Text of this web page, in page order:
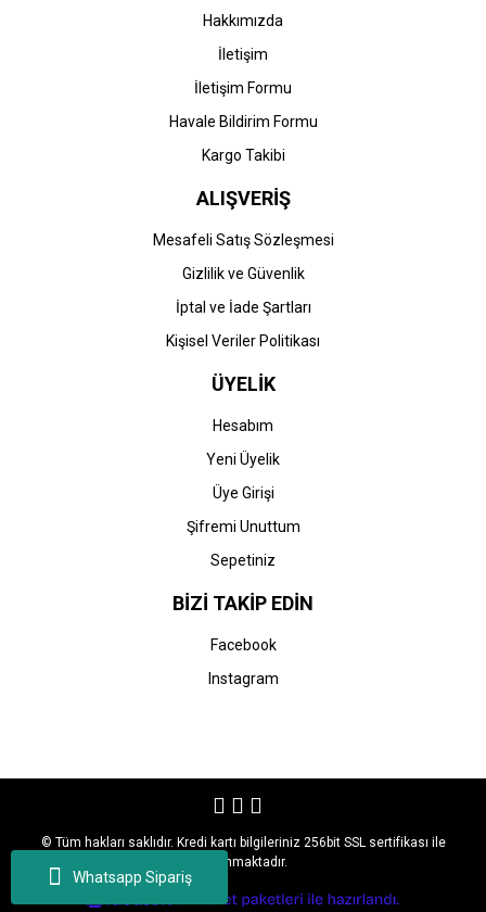
Whatsapp Sipariş
Hakkımızda
İletişim
İletişim Formu
Havale Bildirim Formu
Kargo Takibi
ALIŞVERİŞ
Mesafeli Satış Sözleşmesi
Gizlilik ve Güvenlik
İptal ve İade Şartları
Kişisel Veriler Politikası
ÜYELİK
Hesabım
Yeni Üyelik
Üye Girişi
Şifremi Unuttum
Sepetiniz
BİZİ TAKİP EDİN
Facebook
Instagram
© Tüm hakları saklıdır. Kredi kartı bilgileriniz 256bit SSL sertifikası ile
korunmaktadır.
e-